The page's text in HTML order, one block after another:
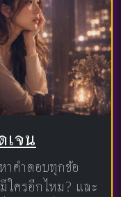
เจน
าคำตอบทุกข้อ
ใครอีกไหม? และ